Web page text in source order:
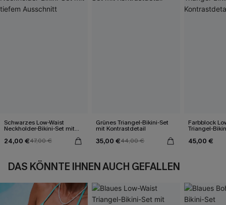
Schwarzes Low-Waist
Neckholder-Bikini-Set mit
24,00 €47,00 €
Grünes Triangel-Bikini-Set
mit Kontrastdetail
35,00 €44,00 €
Farbblock
Triangel-
45,00 €
DAS KÖNNTE IHNEN AUCH GEFALLEN